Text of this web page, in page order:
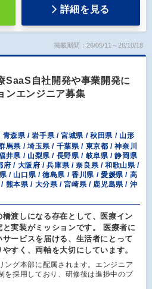
詳細を見る
掲載期間：26/05/11～26/10/18
SaaS自社開発や事業開発に
ンエンジニア募集
青森県 / 岩手県 / 宮城県 / 秋田県 / 山形
馬県 / 埼玉県 / 千葉県 / 東京都 / 神奈川
井県 / 山梨県 / 長野県 / 岐阜県 / 静岡県
/ 大阪府 / 兵庫県 / 奈良県 / 和歌山県 /
/ 山口県 / 徳島県 / 香川県 / 愛媛県 / 高
熊本県 / 大分県 / 宮崎県 / 鹿児島県 / 沖
橋渡しになる存在として、医療イン
と実装がミッションです。 医療者に
サービスを届ける、生活者にとって
すく、両軸を大切にしています。
ング本部に配属されます。エンジニア
を採用しており、研修後は進捗中のプ